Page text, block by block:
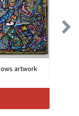
artwork